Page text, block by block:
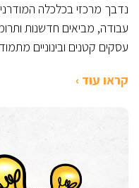
נדבך מרכזי בכלכלה
עבודה, מביאים חדשנות
עסקים קטנים ובינוניים
קראו עוד ›